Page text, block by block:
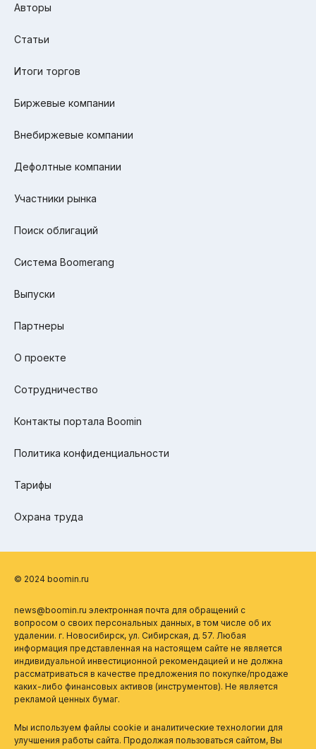
Авторы
Статьи
Итоги торгов
Биржевые компании
Внебиржевые компании
Дефолтные компании
Участники рынка
Поиск облигаций
Система Boomerang
Выпуски
Партнеры
О проекте
Сотрудничество
Контакты портала Boomin
Политика конфиденциальности
Тарифы
Охрана труда
© 2024 boomin.ru
news@boomin.ru электронная почта для обращений с
вопросом о своих персональных данных, в том числе об их
удалении. г. Новосибирск, ул. Сибирская, д. 57. Любая
информация представленная на настоящем сайте не является
индивидуальной инвестиционной рекомендацией и не должна
рассматриваться в качестве предложения по покупке/продаже
каких-либо финансовых активов (инструментов). Не является
рекламой ценных бумаг.
Мы используем файлы cookie и аналитические технологии для
улучшения работы сайта. Продолжая пользоваться сайтом, Вы